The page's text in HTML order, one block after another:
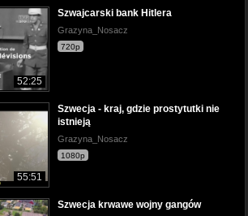
52:25
Szwajcarski bank Hitlera
Grazyna_Nosacz
720p
55:51
Szwecja - kraj, gdzie prostytutki nie
istnieją
Grazyna_Nosacz
1080p
Szwecja krwawe wojny gangów